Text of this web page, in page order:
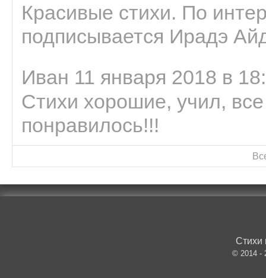
Красивые стихи. По
подписывается Ирадэ
Иван 11 января 2018 в
Стихи хорошие, учил,
понравилось!!!
Стихи
© 2014 -